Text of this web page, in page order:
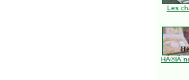
Les